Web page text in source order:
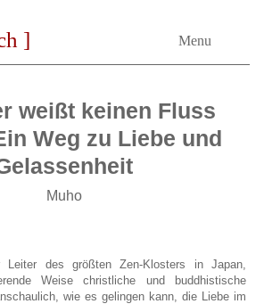
Menu
]
weißt keinen Fluss
Weg zu Liebe und
Muho
Leiter des größten Zen-Klosters in Japan,
Weise christliche und buddhistische
wie es gelingen kann, die Liebe im